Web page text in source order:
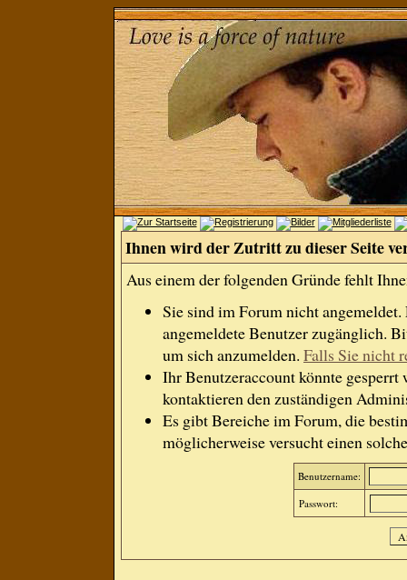
Ihnen wird der Zutritt zu dieser Seite
Aus einem der folgenden Gründe fehlt
Sie sind im Forum nicht
angemeldete Benutzer zugänglich.
um sich anzumelden. Falls Sie nicht
Ihr Benutzeraccount könnte gesperrt
kontaktieren den zuständigen
Es gibt Bereiche im Forum, die
möglicherweise versucht einen
Benutzername:
Passwort: